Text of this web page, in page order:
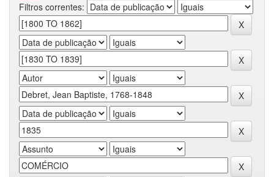
Filtros correntes: